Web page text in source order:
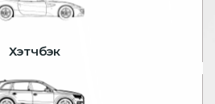
Хэтчбэк